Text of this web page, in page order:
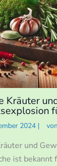
Kräuter
2024 | von
und
ist bekannt